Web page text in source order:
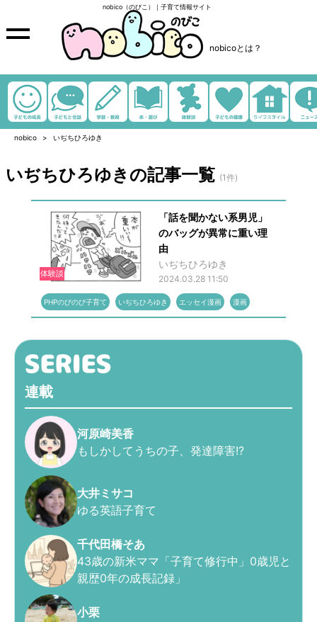
nobico（のびこ）｜子育て情報サイト
nobicoとは？
nobico いぢちひろゆき
いぢちひろゆきの記事一覧 (1件)
体験談
「話を聞かない系男児」
のバッグが異常に重い理
由
いぢちひろゆき
2024.03.28 11:50
PHPのびのび子育て いぢちひろゆき エッセイ漫画 漫画
連載
河原崎美香
もしかしてうちの子、発達障害!?
大井ミサコ
ゆる英語子育て
千代田橋そあ
43歳の新米ママ「子育て修行中」0歳児と
親歴0年の成長記録」
小栗